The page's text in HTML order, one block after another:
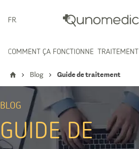
FRANÇAIS
COMMENT ÇA FONCTIONNE TRAITEMENT
Blog Guide de traitement
BLOG
GUIDE DE